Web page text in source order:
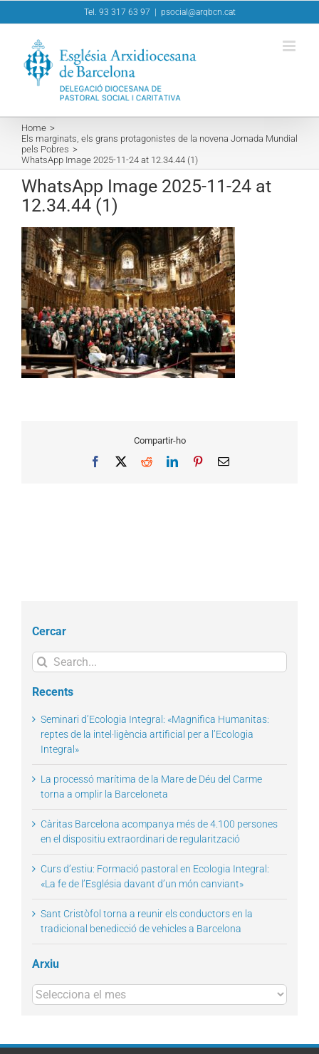
to
Tel. 93 317 63 97 psocial@arqbcn.cat
Home
Els marginats, els grans protagonistes de la novena Jornada Mundial
pels Pobres
WhatsApp Image 2025-11-24 at 12.34.44 (1)
WhatsApp Image 2025-11-24 at
12.34.44 (1)
Compartir-ho
Facebook RedditLinkedInPinterestEmail
Cercar
Search
for:
Recents
Seminari d’Ecologia Integral: «Magnifica Humanitas:
reptes de la intel·ligència artificial per a l’Ecologia
Integral»
La processó marítima de la Mare de Déu del Carme
torna a omplir la Barceloneta
Càritas Barcelona acompanya més de 4.100 persones
en el dispositiu extraordinari de regularització
Curs d’estiu: Formació pastoral en Ecologia Integral:
«La fe de l’Església davant d’un món canviant»
Sant Cristòfol torna a reunir els conductors en la
tradicional benedicció de vehicles a Barcelona
Arxiu
Arxius